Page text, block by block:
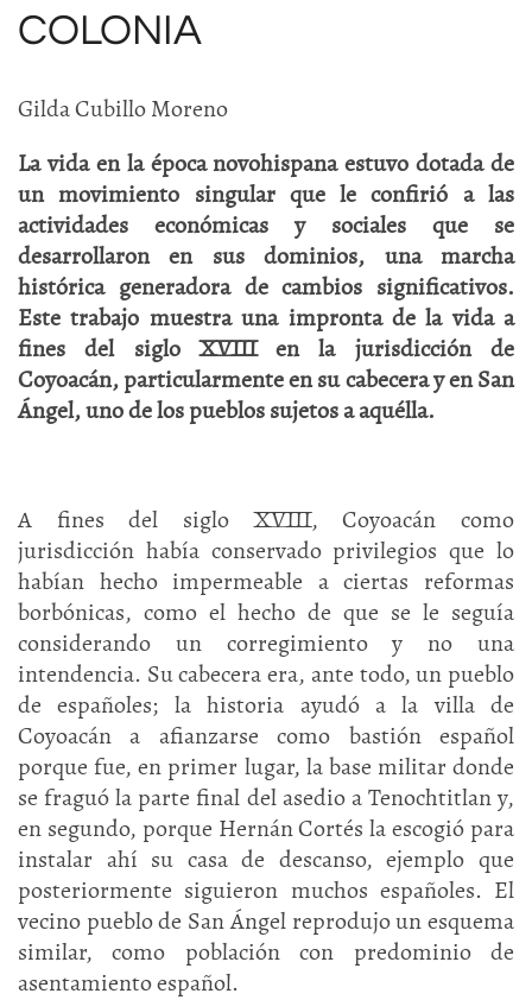
COLONIA
Gilda Cubillo Moreno
La vida en la época novohispana estuvo dotada de
un movimiento singular que le confirió a las
actividades económicas y sociales que se
desarrollaron en sus dominios, una marcha
histórica generadora de cambios significativos.
Este trabajo muestra una impronta de la vida a
fines del siglo XVIII en la jurisdicción de
Coyoacán, particularmente en su cabecera y en San
Ángel, uno de los pueblos sujetos a aquélla.
A fines del siglo XVIII, Coyoacán como
jurisdicción había conservado privilegios que lo
habían hecho impermeable a ciertas reformas
borbónicas, como el hecho de que se le seguía
considerando un corregimiento y no una
intendencia. Su cabecera era, ante todo, un pueblo
de españoles; la historia ayudó a la villa de
Coyoacán a afianzarse como bastión español
porque fue, en primer lugar, la base militar donde
se fraguó la parte final del asedio a Tenochtitlan y,
en segundo, porque Hernán Cortés la escogió para
instalar ahí su casa de descanso, ejemplo que
posteriormente siguieron muchos españoles. El
vecino pueblo de San Ángel reprodujo un esquema
similar, como población con predominio de
asentamiento español.